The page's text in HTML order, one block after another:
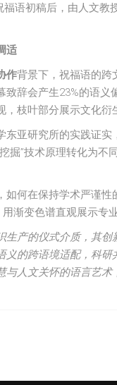
福语初稿后，由人文教
适
作背景下，祝福语的跨
致辞会产生23%的语义
枝叶部分展示文化衍
东亚研究所的实践证实
掘”技术原理转化为
如何在保持学术严谨
用渐变色谱直观展示专
生产的仪式介质，其
义的跨语境适配，科
与人文关怀的语言艺术